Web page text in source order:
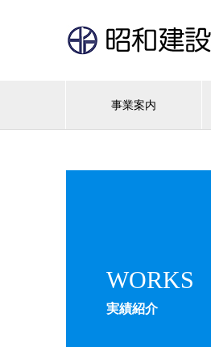
事業案内
WORKS
実績紹介